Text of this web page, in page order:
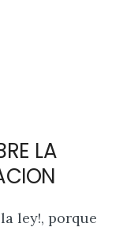
LA
ley!, porque